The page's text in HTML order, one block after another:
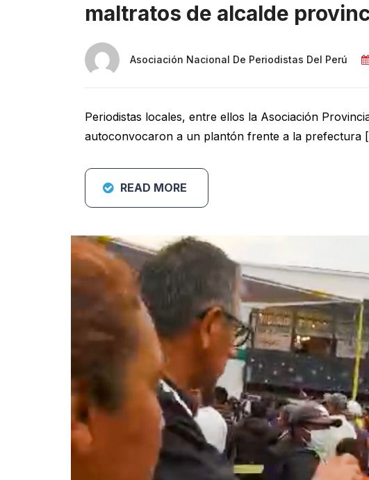
maltratos de alcalde
Asociación Nacional De Periodistas Del Perú
Periodistas locales, entre ellos la Asociación
autoconvocaron a un plantón frente a la prefectura
READ MORE